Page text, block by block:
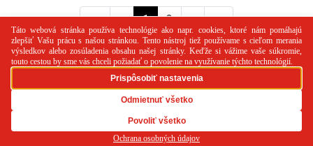
<< < 1 2 > >>
PR článok
používania cookies
RSS